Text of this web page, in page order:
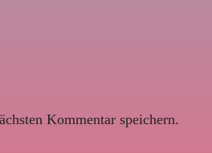
Kommentar speichern.